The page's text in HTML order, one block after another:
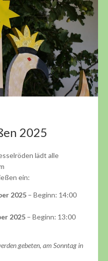
2025
lädt alle
ein:
2025 – Beginn: 14:00
2025 – Beginn: 13:00
gebeten, am Sonntag in